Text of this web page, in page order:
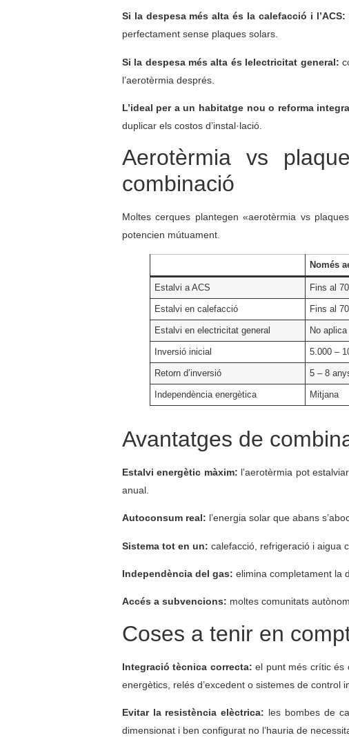
Si la despesa més alta és la calefacció i l’ACS:
perfectament sense plaques solars.
Si la despesa més alta és lelectricitat general:
l’aerotèrmia després.
L’ideal per a un habitatge nou o reforma
duplicar els costos d’instal·lació.
Aerotèrmia vs
combinació
Moltes cerques plantegen «aerotèrmia vs
potencien mútuament.
Només
Estalvi a ACS Fins al
Estalvi en calefacció Fins al
Estalvi en electricitat general No aplica
Inversió inicial 5.000 –
Retorn d’inversió 5 – 8
Independència energètica Mitjana
Avantatges de
Estalvi energètic màxim: l’aerotèrmia pot
anual.
Autoconsum real: l’energia solar que abans
Sistema tot en un: calefacció, refrigeració i aigua
Independència del gas: elimina completament la
Accés a subvencions: moltes comunitats
Coses a tenir en
Integració tècnica correcta: el punt més crític és
energètics, relés d’excedent o sistemes de control
Evitar la resistència elèctrica: les bombes de
dimensionat i ben configurat no l’hauria de